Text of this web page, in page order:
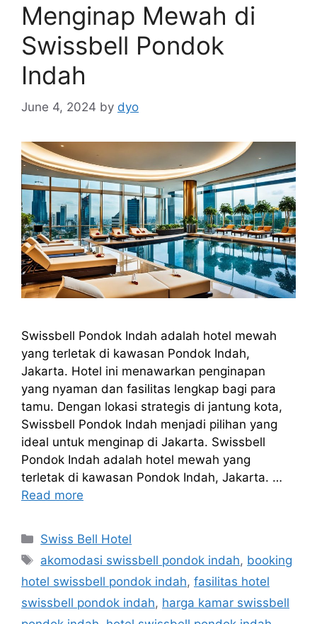
Menginap Mewah di
Swissbell Pondok
Indah
June 4, 2024 by dyo
Swissbell Pondok Indah adalah hotel mewah
yang terletak di kawasan Pondok Indah,
Jakarta. Hotel ini menawarkan penginapan
yang nyaman dan fasilitas lengkap bagi para
tamu. Dengan lokasi strategis di jantung kota,
Swissbell Pondok Indah menjadi pilihan yang
ideal untuk menginap di Jakarta. Swissbell
Pondok Indah adalah hotel mewah yang
terletak di kawasan Pondok Indah, Jakarta. …
Read more
Categories
Swiss Bell Hotel
Tags
akomodasi swissbell pondok indah, booking
hotel swissbell pondok indah, fasilitas hotel
swissbell pondok indah, harga kamar swissbell